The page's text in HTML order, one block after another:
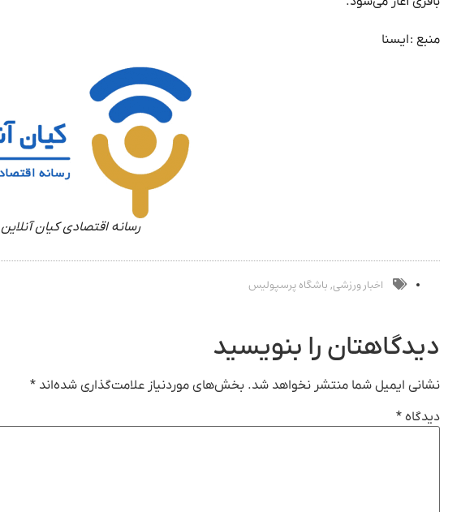
منبع :ايسنا
رسانه اقتصادی کیان آنلاین
اخبار ورزشی, باشگاه پرسپولیس
دیدگاهتان را بنویسید
نشانی ایمیل شما منتشر نخواهد شد. بخش‌های موردنیاز علامت‌گذاری شده‌اند *
دیدگاه *